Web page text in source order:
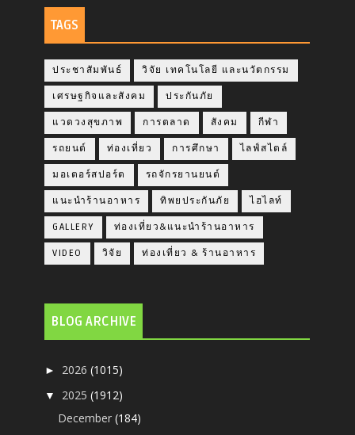
TAGS
ประชาสัมพันธ์ วิจัย เทคโนโลยี และนวัตกรรม
เศรษฐกิจและสังคม ประกันภัย
แวดวงสุขภาพ การตลาด สังคม กีฬา
รถยนต์ ท่องเที่ยว การศึกษา ไลฟ์สไตล์
มอเตอร์สปอร์ต รถจักรยานยนต์
แนะนำร้านอาหาร ทิพยประกันภัย ไฮไลท์
GALLERY ท่องเที่ยว&แนะนำร้านอาหาร
VIDEO วิจัย ท่องเที่ยว & ร้านอาหาร
BLOG ARCHIVE
► 2026(1015)
▼ 2025(1912)
December(184)